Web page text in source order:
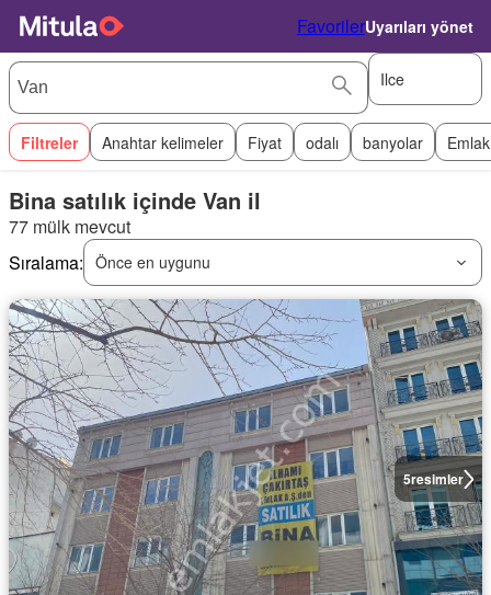
FavorilerUyarıları yönet
Ilce
Filtreler Anahtar kelimeler Fiyat odalı banyolar
Bina satılık içinde Van il
77 mülk mevcut
Sıralama: Önce en uygunu
5resimler